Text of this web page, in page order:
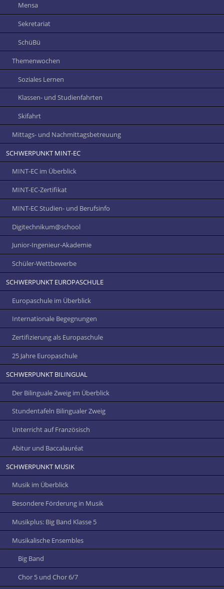
Mensa
Sekretariat
SchüBü
Themenwochen
Soziales Lernen
Klassen- und Studienfahrten
Skifahrt
Mittags- und Nachmittagsbetreuung
SCHWERPUNKT MINT-EC
MINT-EC im Überblick
MINT-EC-Zertifikat
MINT-EC Studien- und Berufsinfo
Digitechnikum­@school
Junior-Ingenieur-Akademie
Schüler-Wettbewerbe
SCHWERPUNKT EUROPASCHULE
Europaschule im Überblick
Internationale Begegnungen
Zertifizierung als Europaschule
25 Jahre Europaschule
SCHWERPUNKT BILINGUAL
Der Bilinguale Zweig im Überblick
Stundentafeln Bilingualer Zweig
Unterricht auf Französisch
Abitur und Baccalauréat
SCHWERPUNKT MUSIK
Musik im Überblick
Besondere Förderung in Musik
Musikplus: Big Band Klasse 5
Musikalische Ensembles
Big Band
Chor 5 und Chor 6/7